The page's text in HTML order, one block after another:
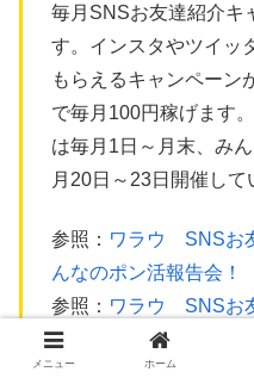
毎月SNSお友達紹介キ
す。インスタやツイッ
もらえるキャンペーン
で毎月100円稼げます
は毎月1日～月末、み
月20日～23日開催して
参照： ワラウ SNSお
んなのポン活報告会！
参照： ワラウ SNSお
んなのウエル活報告会
メニュー ホーム